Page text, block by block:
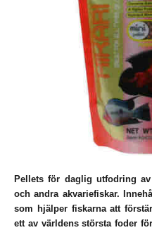
Pellets för daglig utfodring
och andra akvariefiskar.
som hjälper fiskarna att
ett av världens största foder